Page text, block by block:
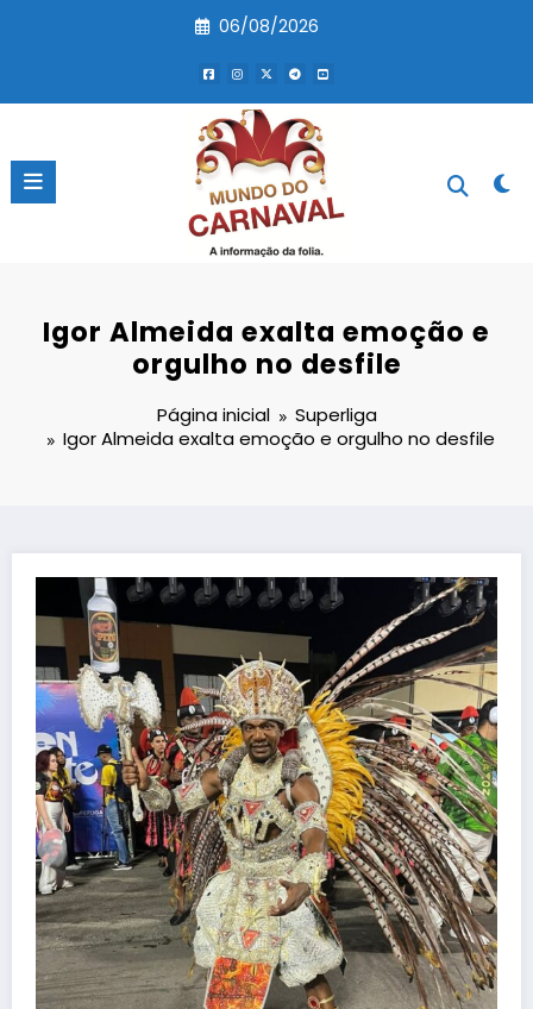
06/08/2026
Igor Almeida exalta emoção e
orgulho no desfile
Página inicial
Superliga
Igor Almeida exalta emoção e orgulho no desfile